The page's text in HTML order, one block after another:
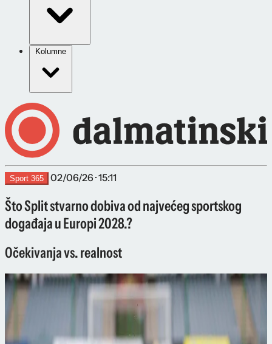
Kolumne
Sport 365 02/06/26 · 15:11
Što Split stvarno dobiva od najvećeg sportskog
događaja u Europi 2028.?
Očekivanja vs. realnost